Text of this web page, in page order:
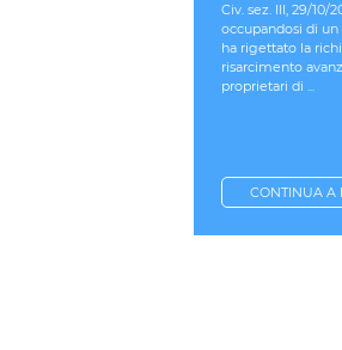
Civ. sez. III, 29/10/
occupandosi di un
ha rigettato la
risarcimento
proprietari di ...
CONTINUA A